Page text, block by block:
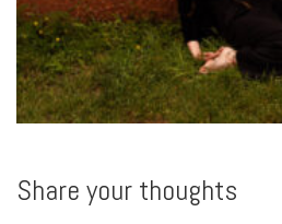
Share your thoughts